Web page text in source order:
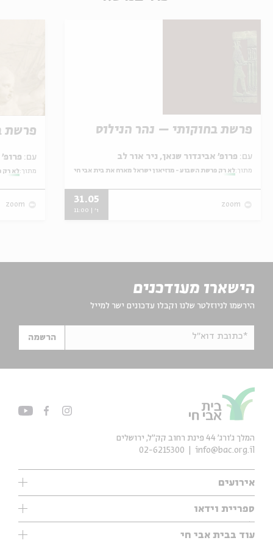
פרשת בחוקותי – נהר הנילוס
עם:
מתוך: לא רק פרשת השבוע - מוזיאון ישראל מארח את בית אבי חי
zoom
31.05
ו' | 11:00
פרשת
עם:
מתוך: לא רק
zoom
הישארו מעודכנים
הירשמו לניוזלטר שלנו וקבלו עדכונים ישר למייל
*כתובת דוא"ל הרשמה
אירועים
אנגלית
ספריית וידאו
עוד בבית אבי חי
המלך ג'ורג' 44 פינת רחוב קק״ל, ירושלים
info@bac.org.il
02-6215300